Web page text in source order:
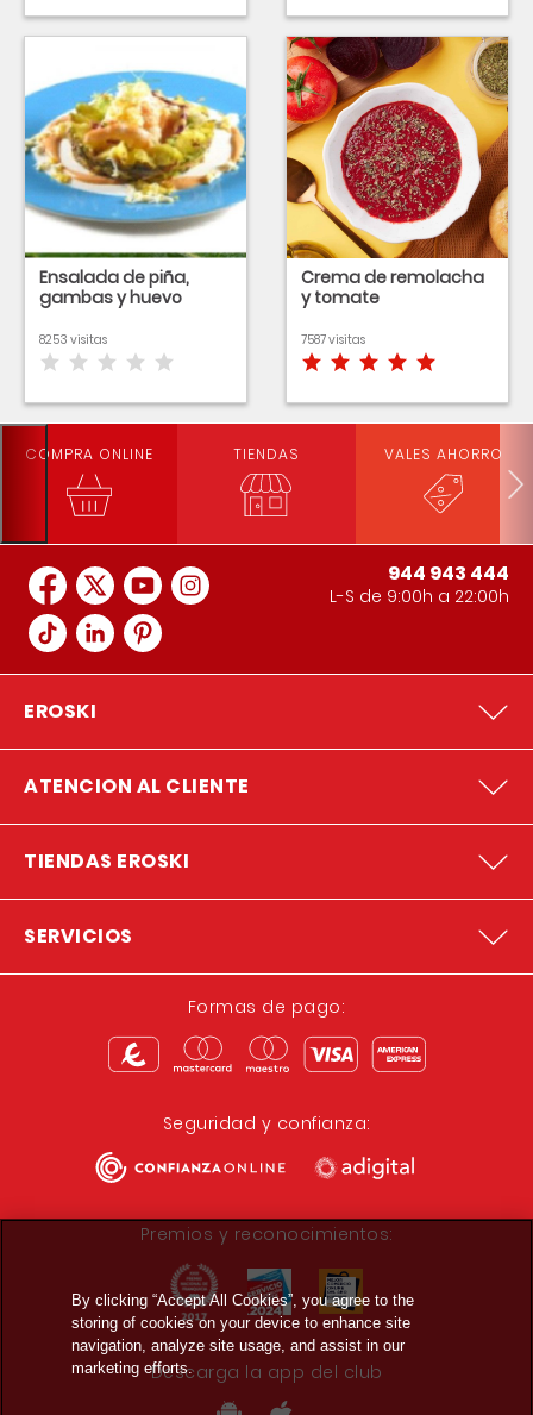
Ensalada de piña,
gambas y huevo
8253 visitas
Crema de remolacha
y tomate
7587 visitas
COMPRA ONLINE TIENDAS VALES AHORRO
944 943 444
L-S de 9:00h a 22:00h
EROSKI
ATENCION AL CLIENTE
TIENDAS EROSKI
SERVICIOS
Formas de pago:
Seguridad y confianza:
Premios y reconocimientos:
Descarga la app del club
By clicking “Accept All Cookies”, you agree to the
storing of cookies on your device to enhance site
navigation, analyze site usage, and assist in our
marketing efforts.